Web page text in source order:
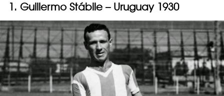
1. Guillermo Stábile – Uruguay 1930